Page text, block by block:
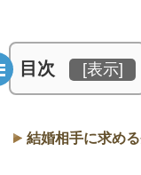
目次 [表示]
結婚相手に求め